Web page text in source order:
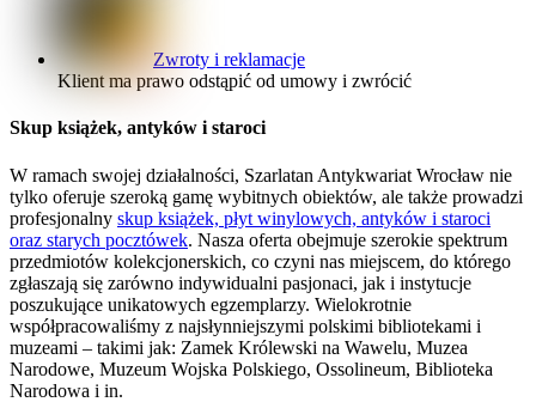
Zwroty i reklamacje
Klient ma prawo odstąpić od umowy i zwrócić
Skup książek, antyków i staroci
W ramach swojej działalności, Szarlatan Antykwariat Wrocław nie
tylko oferuje szeroką gamę wybitnych obiektów, ale także prowadzi
profesjonalny skup książek, płyt winylowych, antyków i staroci
oraz starych pocztówek. Nasza oferta obejmuje szerokie spektrum
przedmiotów kolekcjonerskich, co czyni nas miejscem, do którego
zgłaszają się zarówno indywidualni pasjonaci, jak i instytucje
poszukujące unikatowych egzemplarzy. Wielokrotnie
współpracowaliśmy z najsłynniejszymi polskimi bibliotekami i
muzeami – takimi jak: Zamek Królewski na Wawelu, Muzea
Narodowe, Muzeum Wojska Polskiego, Ossolineum, Biblioteka
Narodowa i in.